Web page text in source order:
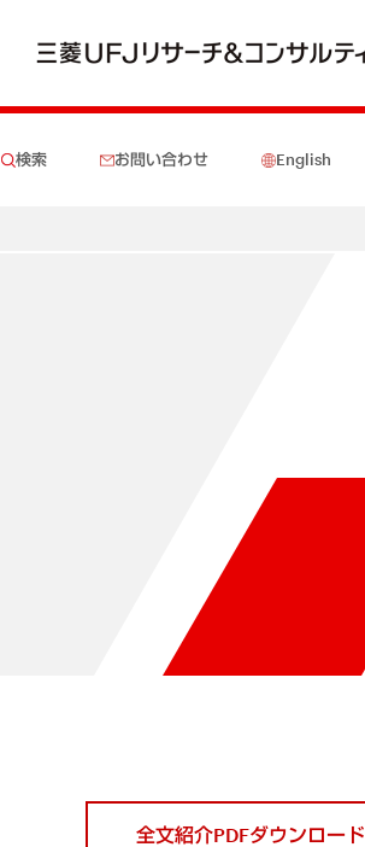
検索 お問い合わせ English
全文紹介PDFダウンロード